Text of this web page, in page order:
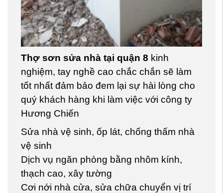
Thợ sơn sửa nhà tại quận 8 kinh
nghiệm, tay nghề cao chắc chắn sẽ làm
tốt nhất đảm bảo đem lại sự hài lòng cho
quý khách hàng khi làm việc với công ty
Hương Chiến
Sửa nhà vệ sinh, ốp lát, chống thấm nhà
vệ sinh
Dịch vụ ngăn phòng bằng nhôm kính,
thạch cao, xây tường
Cơi nới nhà cửa, sửa chữa chuyển vị trí